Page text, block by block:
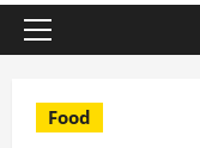
Primäres
Food